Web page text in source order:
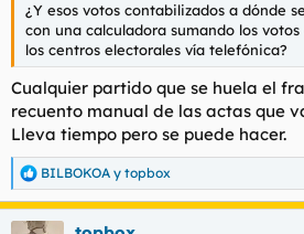
¿Y esos votos contabilizados a dónde
con una calculadora sumando los
los centros electorales vía telefónica?
Cualquier partido que se huela el
recuento manual de las actas que
Lleva tiempo pero se puede hacer.
R
e
a
BILBOKOA y topbox